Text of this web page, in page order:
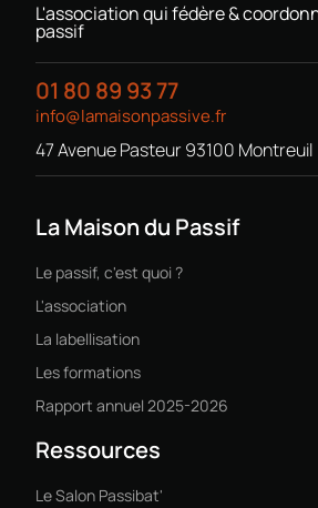
L'association qui fédère &
passif
01 80 89 93 77
info@lamaisonpassive.fr
47 Avenue Pasteur 93100 Montreuil
La Maison du Passif
Le passif, c'est quoi ?
L'association
La labellisation
Les formations
Rapport annuel 2025-2026
Ressources
Le Salon Passibat'